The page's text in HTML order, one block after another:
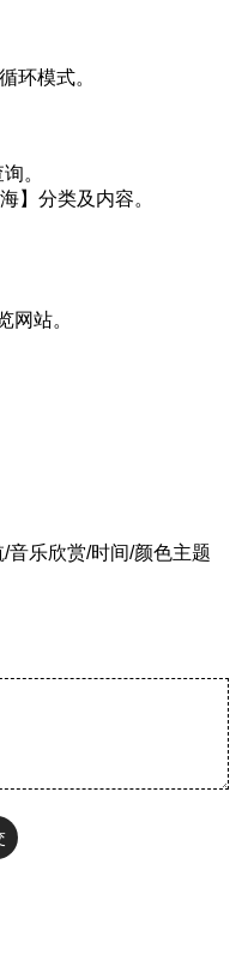
环模式。
。
】分类及内容。
网站。
音乐欣赏/时间/颜色主题